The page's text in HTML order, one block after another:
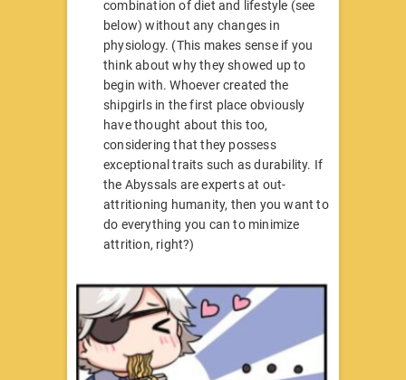
combination of diet and lifestyle (see
below) without any changes in
physiology. (This makes sense if you
think about why they showed up to
begin with. Whoever created the
shipgirls in the first place obviously
have thought about this too,
considering that they possess
exceptional traits such as durability. If
the Abyssals are experts at out-
attritioning humanity, then you want to
do everything you can to minimize
attrition, right?)